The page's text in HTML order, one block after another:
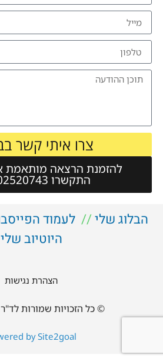
צרו איתי קשר
להזמנת הרצאה מותאמת
התקשרו 0502520743
הבלוג שלי// לעמוד
היוטיוב שלי
הצהרת נגישות
© כל הזכויות שמורות
by Site2goal